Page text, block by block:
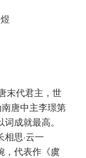
末代君主，世
唐中主李璟第
成就最高。
思·云一
，代表作《虞